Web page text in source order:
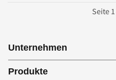
Seite 1
Unternehmen
Produkte